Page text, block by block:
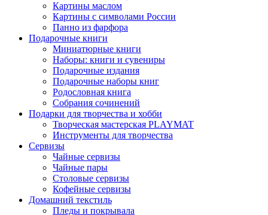
Картины маслом
Картины с символами России
Панно из фарфора
Подарочные книги
Миниатюрные книги
Наборы: книги и сувениры
Подарочные издания
Подарочные наборы книг
Родословная книга
Собрания сочинений
Подарки для творчества и хобби
Творческая мастерская PLAYMAT
Инструменты для творчества
Cервизы
Чайные сервизы
Чайные пары
Столовые сервизы
Кофейные сервизы
Домашний текстиль
Пледы и покрывала